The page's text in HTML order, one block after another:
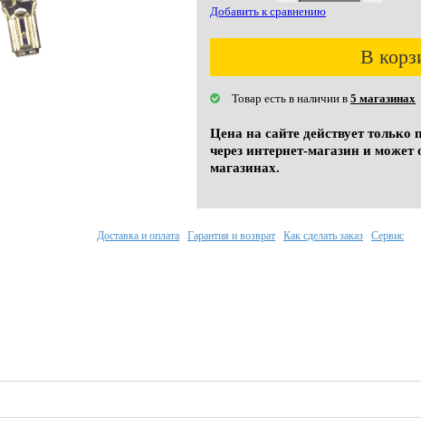
Добавить к сравнению
В
Товар есть в наличии в 5 магазинах
Цена на сайте действует только
через интернет-магазин и может
магазинах.
Доставка и оплата Гарантия и возврат Как сделать заказ Сервис